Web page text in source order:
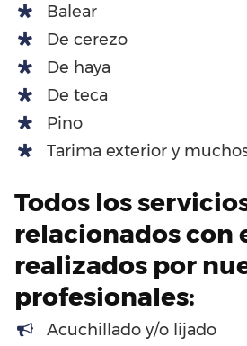
Balear
De cerezo
De haya
De teca
Pino
Tarima exterior y
Todos los
relacionados con
realizados por
profesionales:
Acuchillado y/o lijado